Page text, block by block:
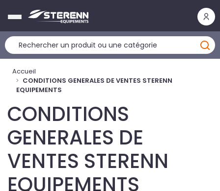
Accueil
CONDITIONS GENERALES DE VENTES STERENN
EQUIPEMENTS
CONDITIONS
GENERALES DE
VENTES STERENN
EQUIPEMENTS